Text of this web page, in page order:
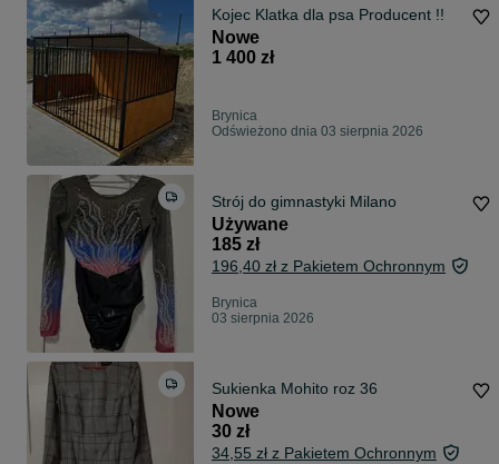
Kojec Klatka dla psa Producent !!
Nowe
1 400 zł
Brynica
Odświeżono dnia 03 sierpnia 2026
Strój do gimnastyki Milano
Używane
185 zł
196,40 zł z Pakietem Ochronnym
Brynica
03 sierpnia 2026
Sukienka Mohito roz 36
Nowe
30 zł
34,55 zł z Pakietem Ochronnym